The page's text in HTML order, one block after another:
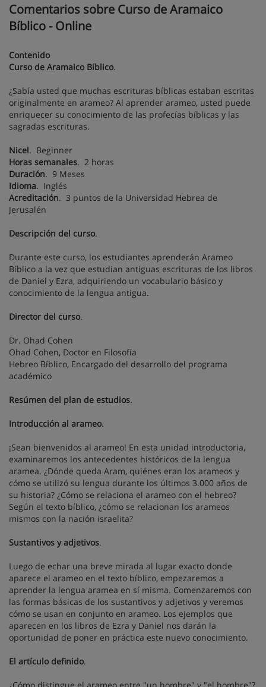
Comentarios sobre Curso de Aramaico
Bíblico - Online
Contenido
Curso de Aramaico Bíblico.
¿Sabía usted que muchas escrituras bíblicas estaban escritas
originalmente en arameo? Al aprender arameo, usted puede
enriquecer su conocimiento de las profecías bíblicas y las
sagradas escrituras.
Nicel. Beginner
Horas semanales. 2 horas
Duración. 9 Meses
Idioma. Inglés
Acreditación. 3 puntos de la Universidad Hebrea de
Jerusalén
Descripción del curso.
Durante este curso, los estudiantes aprenderán Arameo
Bíblico a la vez que estudian antiguas escrituras de los libros
de Daniel y Ezra, adquiriendo un vocabulario básico y
conocimiento de la lengua antigua.
Director del curso.
Dr. Ohad Cohen
Ohad Cohen, Doctor en Filosofía
Hebreo Bíblico, Encargado del desarrollo del programa
académico
Resúmen del plan de estudios.
Introducción al arameo.
¡Sean bienvenidos al arameo! En esta unidad introductoria,
examinaremos los antecedentes históricos de la lengua
aramea. ¿Dónde queda Aram, quiénes eran los arameos y
cómo se utilizó su lengua durante los últimos 3.000 años de
su historia? ¿Cómo se relaciona el arameo con el hebreo?
Según el texto bíblico, ¿cómo se relacionan los arameos
mismos con la nación israelita?
Sustantivos y adjetivos.
Luego de echar una breve mirada al lugar exacto donde
aparece el arameo en el texto bíblico, empezaremos a
aprender la lengua aramea en sí misma. Comenzaremos con
las formas básicas de los sustantivos y adjetivos y veremos
cómo se usan en conjunto en arameo. Los ejemplos que
aparecen en los libros de Ezra y Daniel nos darán la
oportunidad de poner en práctica este nuevo conocimiento.
El artículo definido.
¿Cómo distingue el arameo entre "un hombre" y "el hombre"?